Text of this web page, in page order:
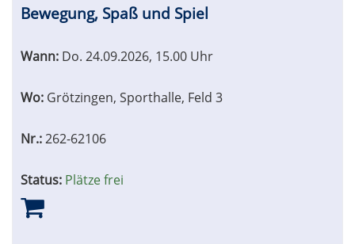
Bewegung, Spaß und Spiel
Wann: Do. 24.09.2026, 15.00 Uhr
Wo: Grötzingen, Sporthalle, Feld 3
Nr.:262-62106
Status: Plätze frei